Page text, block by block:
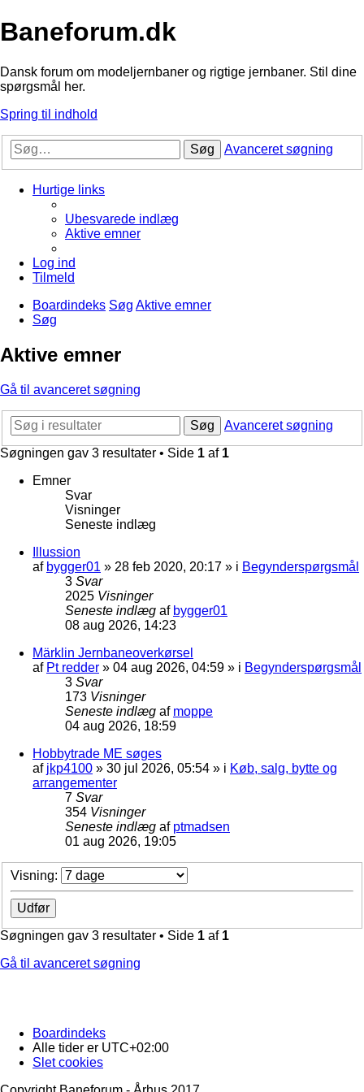
Baneforum.dk
Dansk forum om modeljernbaner og rigtige jernbaner. Stil dine
spørgsmål her.
Spring til indhold
Søg Avanceret søgning
Hurtige links
Ubesvarede indlæg
Aktive emner
Log ind
Tilmeld
Boardindeks Søg Aktive emner
Søg
Aktive emner
Gå til avanceret søgning
Søg
Avanceret søgning
Søgningen gav 3 resultater • Side 1 af 1
Emner
Svar
Visninger
Seneste indlæg
Illussion
af bygger01 » 28 feb 2020, 20:17 » i Begynderspørgsmål
3 Svar
2025 Visninger
Seneste indlæg af bygger01
08 aug 2026, 14:23
Märklin Jernbaneoverkørsel
af Pt redder » 04 aug 2026, 04:59 » i Begynderspørgsmål
3 Svar
173 Visninger
Seneste indlæg af moppe
04 aug 2026, 18:59
Hobbytrade ME søges
af jkp4100 » 30 jul 2026, 05:54 » i Køb, salg, bytte og
arrangementer
7 Svar
354 Visninger
Seneste indlæg af ptmadsen
01 aug 2026, 19:05
Visning:
Søgningen gav 3 resultater • Side 1 af 1
Gå til avanceret søgning
Boardindeks
Alle tider er UTC+02:00
Slet cookies